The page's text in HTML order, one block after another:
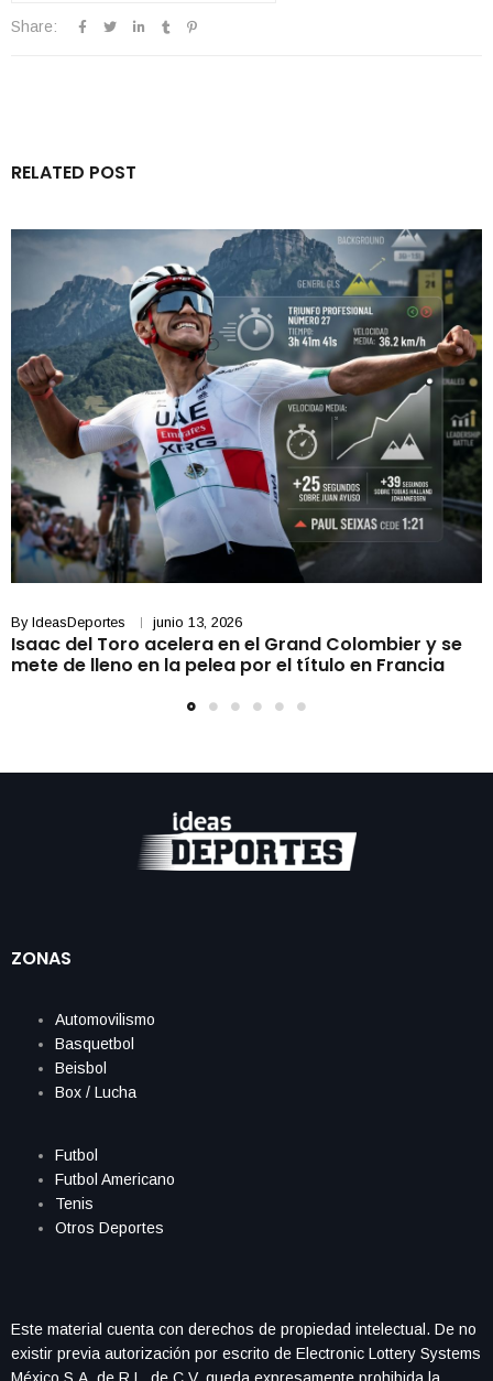
Share:
RELATED POST
By IdeasDeportes junio 13, 2026
Isaac del Toro acelera en el Grand Colombier y se
mete de lleno en la pelea por el título en Francia
ZONAS
Automovilismo
Basquetbol
Beisbol
Box / Lucha
Futbol
Futbol Americano
Tenis
Otros Deportes
Este material cuenta con derechos de propiedad intelectual. De no
existir previa autorización por escrito de Electronic Lottery Systems
México S.A. de R.L. de C.V. queda expresamente prohibida la